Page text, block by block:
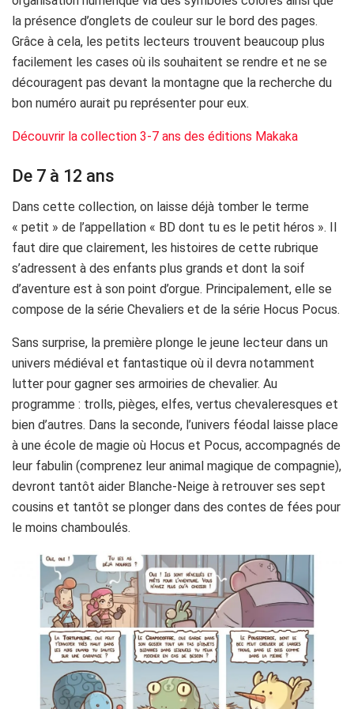
la présence d’onglets de couleur sur le bord des pages.
Grâce à cela, les petits lecteurs trouvent beaucoup plus
facilement les cases où ils souhaitent se rendre et ne se
découragent pas devant la montagne que la recherche du
bon numéro aurait pu représenter pour eux.
Découvrir la collection 3-7 ans des éditions Makaka
De 7 à 12 ans
Dans cette collection, on laisse déjà tomber le terme
« petit » de l’appellation « BD dont tu es le petit héros ». Il
faut dire que clairement, les histoires de cette rubrique
s’adressent à des enfants plus grands et dont la soif
d’aventure est à son point d’orgue. Principalement, elle se
compose de la série Chevaliers et de la série Hocus Pocus.
Sans surprise, la première plonge le jeune lecteur dans un
univers médiéval et fantastique où il devra notamment
lutter pour gagner ses armoiries de chevalier. Au
programme : trolls, pièges, elfes, vertus chevaleresques et
bien d’autres. Dans la seconde, l’univers féodal laisse place
à une école de magie où Hocus et Pocus, accompagnés de
leur fabulin (comprenez leur animal magique de compagnie),
devront tantôt aider Blanche-Neige à retrouver ses sept
cousins et tantôt se plonger dans des contes de fées pour
le moins chamboulés.